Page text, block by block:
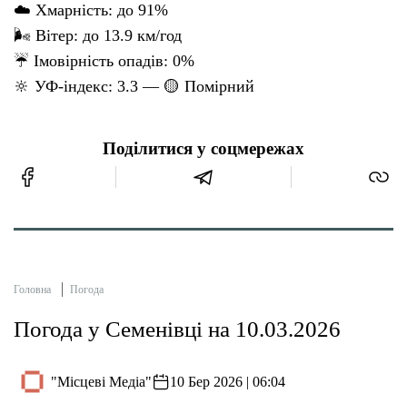
☁️ Хмарність: до 91%
🌬 Вітер: до 13.9 км/год
☔ Імовірність опадів: 0%
🔆 УФ-індекс: 3.3 — 🟡 Помірний
Поділитися у соцмережах
Головна Погода
Погода у Семенівці на 10.03.2026
"Місцеві Медіа" 10 Бер 2026 | 06:04